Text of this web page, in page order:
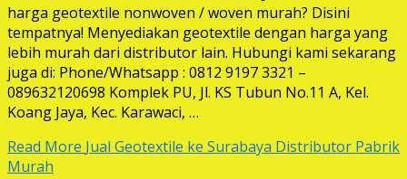
harga geotextile nonwoven / woven murah? Disini
tempatnya! Menyediakan geotextile dengan harga yang
lebih murah dari distributor lain. Hubungi kami sekarang
juga di: Phone/Whatsapp : 0812 9197 3321 –
089632120698 Komplek PU, Jl. KS Tubun No.11 A, Kel.
Koang Jaya, Kec. Karawaci, …
Read More Jual Geotextile ke Surabaya Distributor Pabrik
Murah